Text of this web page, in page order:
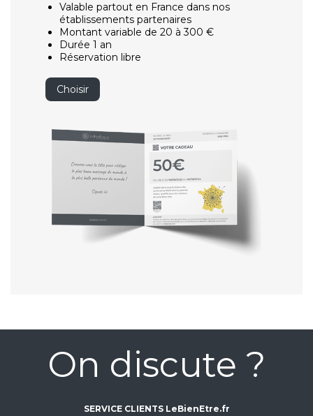
Valable partout en France dans nos
établissements partenaires
Montant variable de 20 à 300 €
Durée 1 an
Réservation libre
Choisir
On discute ?
SERVICE CLIENTS LeBienEtre.fr